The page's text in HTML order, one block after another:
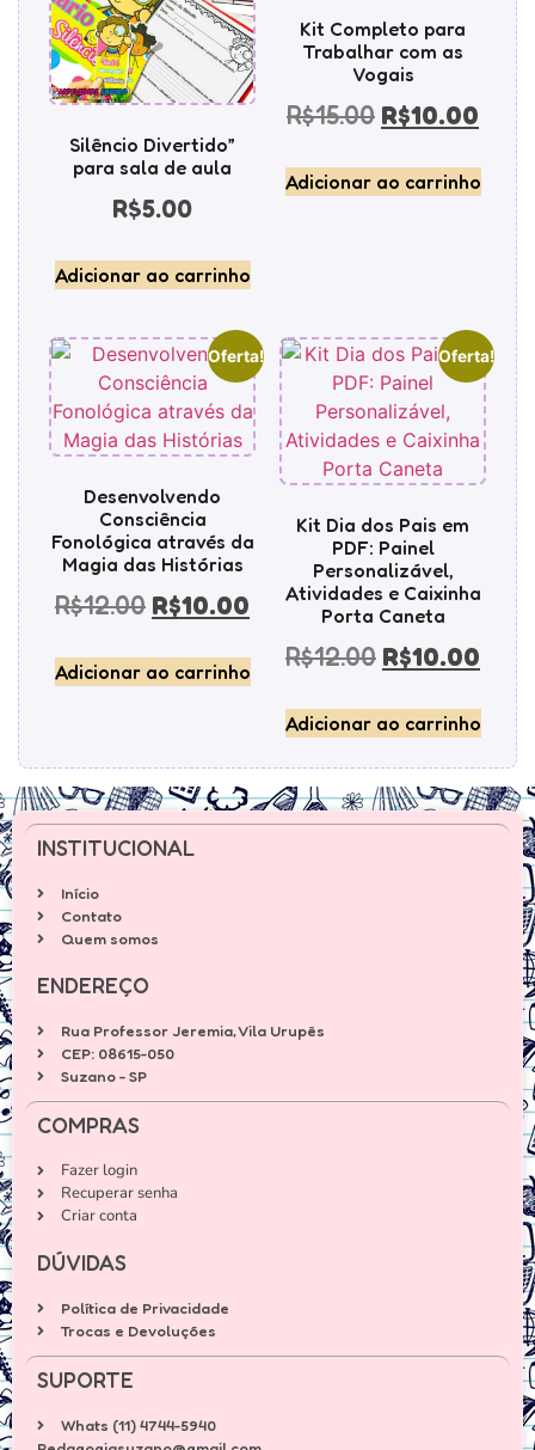
Silêncio Divertido”
para sala de aula
R$5.00
Adicionar ao carrinho
Kit Completo para
Trabalhar com as
Vogais
R$15.00 R$10.00
Adicionar ao carrinho
Oferta!
Desenvolvendo
Consciência
Fonológica através da
Magia das Histórias
R$12.00 R$10.00
Adicionar ao carrinho
Oferta!
Kit Dia dos Pais em
PDF: Painel
Personalizável,
Atividades e Caixinha
Porta Caneta
R$12.00 R$10.00
Adicionar ao carrinho
INSTITUCIONAL
Início
Contato
Quem somos
ENDEREÇO
Rua Professor Jeremia, Vila Urupês
CEP: 08615-050
Suzano - SP
COMPRAS
Fazer login
Recuperar senha
Criar conta
DÚVIDAS
Política de Privacidade
Trocas e Devoluções
SUPORTE
Whats (11) 4744-5940